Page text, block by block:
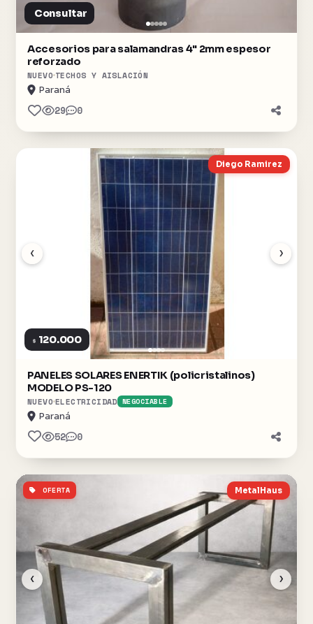
Consultar
Accesorios para salamandras 4" 2mm espesor
reforzado
NUEVO TECHOS Y AISLACIÓN
Paraná
29 0
‹ ›
Diego Ramirez
$ 120.000
PANELES SOLARES ENERTIK (policristalinos)
MODELO PS-120
NUEVO ELECTRICIDAD NEGOCIABLE
Paraná
52 0
‹ ›
MetalHaus
OFERTA